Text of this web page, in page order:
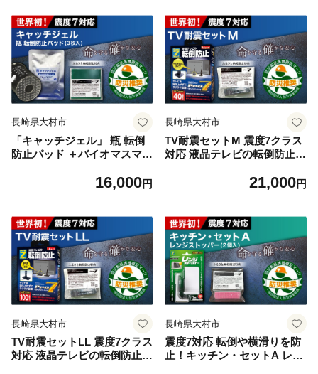
耐震ベルト / 大村市 / プロセ
ブン株式会社 [ACBX002]
長崎県大村市
「キャッチジェル」 瓶 転倒
防止パッド ＋バイオマスマッ
策 転倒防止 耐震 防災 / 大村
16,000円
長崎県大村市
TV耐震セットM 震度7クラス
対応 液晶テレビの転倒防止!
Mサイズ 40V型まで対応 ＋
ベルト / 大村市 / プロセブン
株式会社 [ACBX004]
21,000円
長崎県大村市
TV耐震セットLL 震度7クラス
対応 液晶テレビの転倒防止!
長崎県大村市
震度7対応 転倒や横滑りを防
止！キッチン・セットA レン